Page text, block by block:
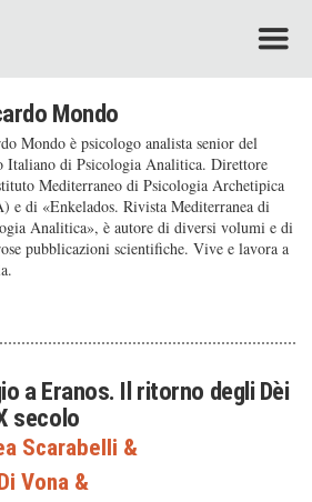
Mondo
Mondo è psicologo analista senior del
Italiano di Psicologia Analitica. Direttore
Mediterraneo di Psicologia Archetipica
e di «Enkelados. Rivista Mediterranea di
Analitica», è autore di diversi volumi e di
pubblicazioni scientifiche. Vive e lavora a
a Eranos. Il ritorno degli Dèi
secolo
Scarabelli &
Vona&